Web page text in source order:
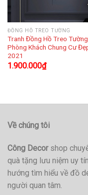
ĐỒNG HỒ TREO TƯỜNG
Tranh Đồng Hồ Treo Tường
Phòng Khách Chung Cư
2021
1.900.000₫
Về chúng tôi
Công Decorshop
quà tặng lưu niệm uy
hướng tìm hiểu về đồ
người quan tâm.